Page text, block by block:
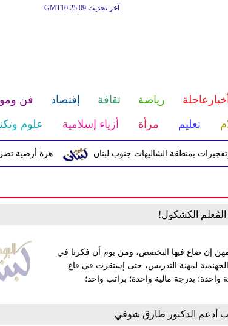
آخر تحديث GMT10:25:09
أخبارعاجلة رياضة ثقافة إقتصاد فن
تعليم مرأة أزياء إسلامية علوم
هزة أرضية تضرب عنّايا – بمنطقة الشاليهات جنوب لبنان
المُعلم الكشكول!
إن ضاع فيها التخصص، ومن يوم أن فكرنا في
الجهنمية لمهنة التدريس، حتى إستقرت في قاع
بدرجة مالية واحدة؛ براتب واحد؛
أدعم الدكتور طارق شوقي